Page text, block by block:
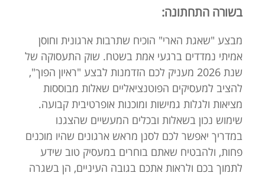
בשורה התחתונה:
מבצע "שאגת הארי" הוכיח שתרבות ארגונית וחוסן
אמיתי נמדדים ברגעי אמת בשטח. שוק התעסוקה של
שנת 2026 מעניק לכם הזדמנות לבצע "ראיון הפוך",
להציב למעסיקים הפוטנציאליים שאלות מבוססות
מציאות ולגלות גמישות ומוכנות אופרטיבית קבועה.
שימוש נכון בשאלות ובכלים המעשיים שהצגנו
במדריך יאפשר לכם לסנן מראש ארגונים שהיו מוכנים
פחות, ולהבטיח שאתם בוחרים במעסיק טוב שידע
לתמוך בכם ולראות אתכם בגובה העיניים, הן בשגרה